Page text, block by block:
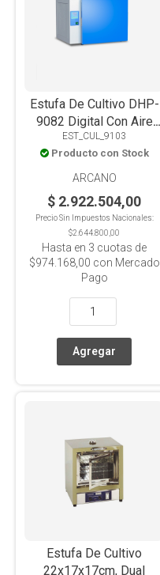
Estufa De Cultivo DHP-
9082 Digital Con Aire
Forzado, 80L
EST_CUL_9103
Producto con Stock
ARCANO
$ 2.922.504,00
Precio Sin Impuestos Nacionales:
$2.644.800,00
Hasta en 3 cuotas de
$974.168,00 con Mercado
Pago
Estufa De Cultivo
22x17x17cm, Dual